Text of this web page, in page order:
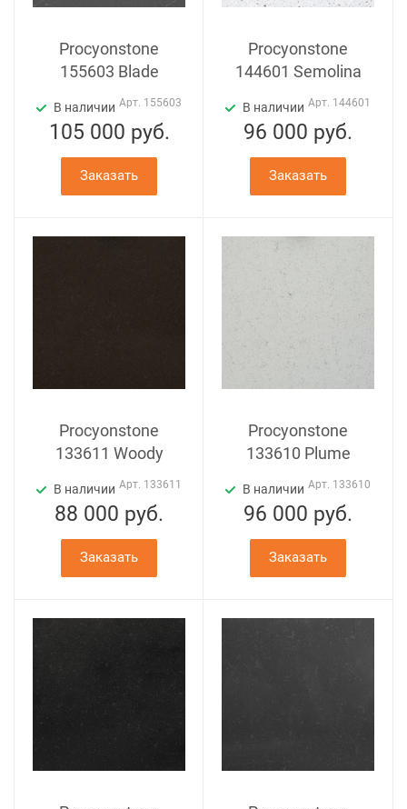
Procyonstone
155603 Bladе
В наличии Арт. 155603
105 000 руб.
Заказать
Procyonstone
144601 Semolina
В наличии Арт. 144601
96 000 руб.
Заказать
Procyonstone
133611 Woody
В наличии Арт. 133611
88 000 руб.
Заказать
Procyonstone
133610 Plume
В наличии Арт. 133610
96 000 руб.
Заказать